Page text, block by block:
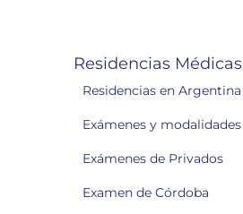
Residencias Médicas
Residencias en Argentina
Exámenes y modalidades
Exámenes de Privados
Examen de Córdoba